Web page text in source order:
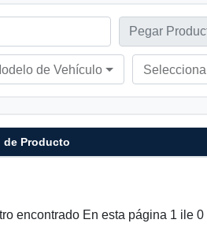
de Vehículo
de Producto
encontrado En esta página 1 ile